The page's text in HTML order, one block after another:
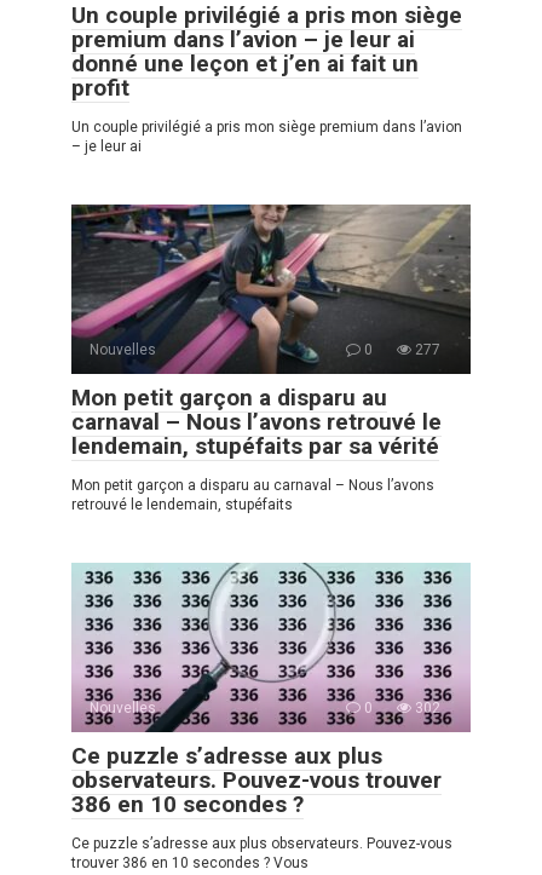
Un couple privilégié a pris mon siège
premium dans l’avion – je leur ai
donné une leçon et j’en ai fait un
profit
Un couple privilégié a pris mon siège premium dans l’avion
– je leur ai
Nouvelles 0 277
Mon petit garçon a disparu au
carnaval – Nous l’avons retrouvé le
lendemain, stupéfaits par sa vérité
Mon petit garçon a disparu au carnaval – Nous l’avons
retrouvé le lendemain, stupéfaits
Nouvelles 0 302
Ce puzzle s’adresse aux plus
observateurs. Pouvez-vous trouver
386 en 10 secondes ?
Ce puzzle s’adresse aux plus observateurs. Pouvez-vous
trouver 386 en 10 secondes ? Vous